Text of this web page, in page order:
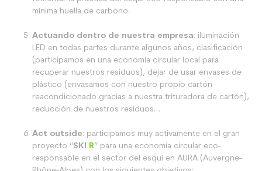
mínima huella de carbono.
Actuando dentro de nuestra empresa: iluminación
LED en todas partes durante algunos años, clasificación
(participamos en una economía circular local para
recuperar nuestros residuos), dejar de usar envases de
plástico (envasamos con nuestro propio cartón
reacondicionado gracias a nuestra trituradora de cartón),
reducción de nuestros residuos…
Act outside: participamos muy activamente en el gran
proyecto “SKI R” para una economía circular eco-
responsable en el sector del esquí en AURA (Auvergne-